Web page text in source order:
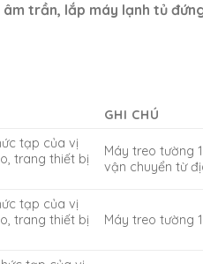
trần, lắp máy lạnh tủ
GHI CHÚ
tạp của vị
trang thiết bị
Máy treo tường
vận chuyển từ
tạp của vị
trang thiết bị
Máy treo tường